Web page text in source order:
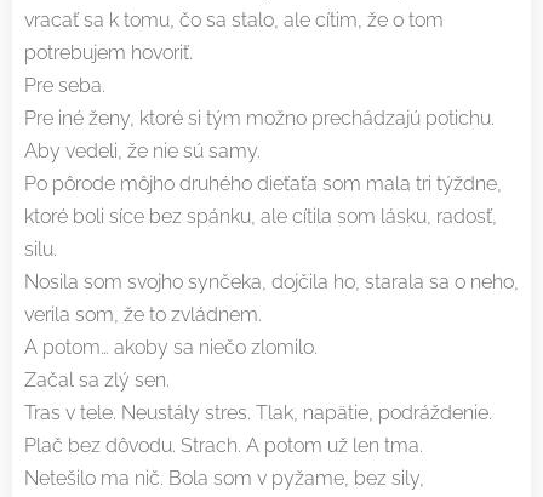
vracať sa k tomu, čo sa stalo, ale cítim, že o tom
potrebujem hovoriť.
Pre seba.
Pre iné ženy, ktoré si tým možno prechádzajú potichu.
Aby vedeli, že nie sú samy.
Po pôrode môjho druhého dieťaťa som mala tri týždne,
ktoré boli síce bez spánku, ale cítila som lásku, radosť,
silu.
Nosila som svojho synčeka, dojčila ho, starala sa o neho,
verila som, že to zvládnem.
A potom… akoby sa niečo zlomilo.
Začal sa zlý sen.
Tras v tele. Neustály stres. Tlak, napätie, podráždenie.
Plač bez dôvodu. Strach. A potom už len tma.
Netešilo ma nič. Bola som v pyžame, bez sily,